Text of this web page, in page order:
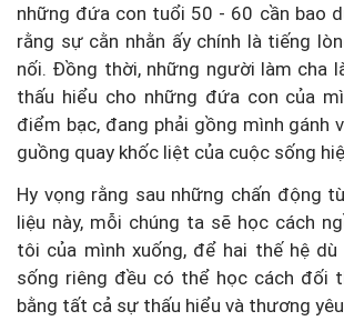
những đứa con tuổi 50 - 60 cần bao
rằng sự cằn nhằn ấy chính là tiếng
nối. Đồng thời, những người làm cha
thấu hiểu cho những đứa con của
điểm bạc, đang phải gồng mình gánh
guồng quay khốc liệt của cuộc sống
Hy vọng rằng sau những chấn động
liệu này, mỗi chúng ta sẽ học cách
tôi của mình xuống, để hai thế hệ dù
sống riêng đều có thể học cách đối
bằng tất cả sự thấu hiểu và thương